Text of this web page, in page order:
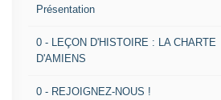
Présentation
0 - LEÇON D'HISTOIRE : LA CHARTE
D'AMIENS
0 - REJOIGNEZ-NOUS !